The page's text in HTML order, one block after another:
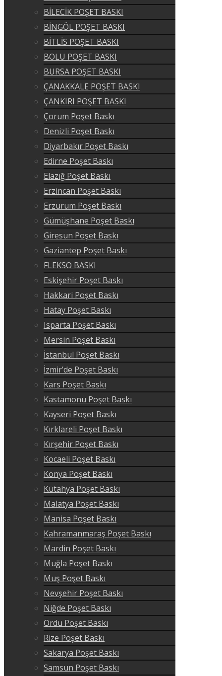
BİLECİK POŞET BASKI
BİNGÖL POŞET BASKI
BİTLİS POŞET BASKI
BOLU POŞET BASKI
BURSA POŞET BASKI
ÇANAKKALE POŞET BASKI
ÇANKIRI POŞET BASKI
Çorum Poşet Baskı
Denizli Poşet Baskı
Diyarbakır Poşet Baskı
Edirne Poşet Baskı
Elazığ Poşet Baskı
Erzincan Poşet Baskı
Erzurum Poşet Baskı
Gümüşhane Poşet Baskı
Giresun Poşet Baskı
Gaziantep Poşet Baskı
FLEKSO BASKI
Eskişehir Poşet Baskı
Hakkari Poşet Baskı
Hatay Poşet Baskı
Isparta Poşet Baskı
Mersin Poşet Baskı
İstanbul Poşet Baskı
İzmir’de Poşet Baskı
Kars Poşet Baskı
Kastamonu Poşet Baskı
Kayseri Poşet Baskı
Kırklareli Poşet Baskı
Kırşehir Poşet Baskı
Kocaeli Poşet Baskı
Konya Poşet Baskı
Kütahya Poşet Baskı
Malatya Poşet Baskı
Manisa Poşet Baskı
Kahramanmaraş Poşet Baskı
Mardin Poşet Baskı
Muğla Poşet Baskı
Muş Poşet Baskı
Nevşehir Poşet Baskı
Niğde Poşet Baskı
Ordu Poşet Baskı
Rize Poşet Baskı
Sakarya Poşet Baskı
Samsun Poşet Baskı